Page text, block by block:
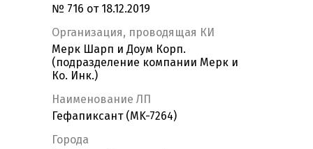
№ 716 от 18.12.2019
Организация, проводящая КИ
Мерк Шарп и Доум Корп.
(подразделение компании Мерк и
Ко. Инк.)
Наименование ЛП
Гефапиксант (MK-7264)
Города